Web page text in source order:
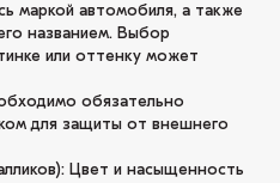
маркой автомобиля, а также
названием. Выбор
или оттенку может
обязательно
для защиты от внешнего
Цвет и насыщенность